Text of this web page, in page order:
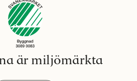
är miljömärkta